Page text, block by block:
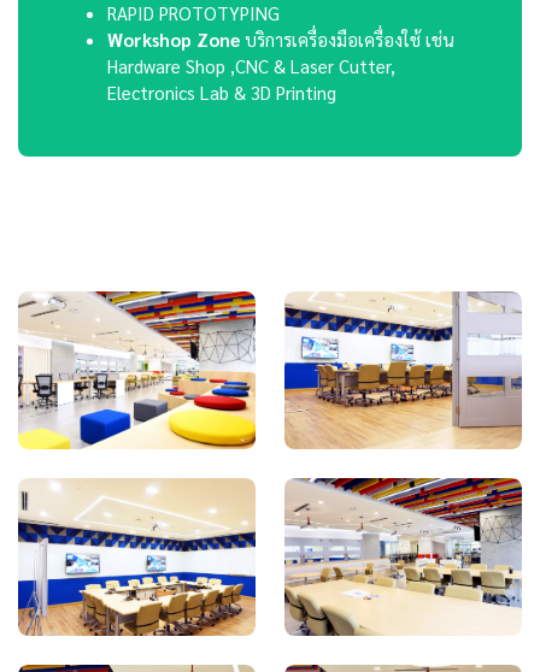
RAPID PROTOTYPING
Workshop Zone บริการเครื่องมือเครื่องใช้ เช่น
Hardware Shop ,CNC & Laser Cutter,
Electronics Lab & 3D Printing